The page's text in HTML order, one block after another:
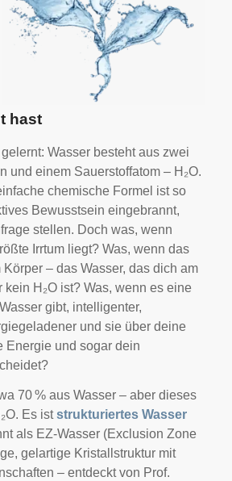
hast
Wasser besteht aus zwei
und einem Sauerstoffatom – H₂O.
chemische Formel ist so
Bewusstsein eingebrannt,
stellen. Doch was, wenn
Irrtum liegt? Was, wenn das
– das Wasser, das dich am
kein H₂O ist? Was, wenn es eine
gibt, intelligenter,
und sie über deine
Energie und sogar dein
70 % aus Wasser – aber dieses
Es iststrukturiertes Wasser
als EZ-Wasser (Exclusion Zone
gelartige Kristallstruktur mit
– entdeckt von Prof.